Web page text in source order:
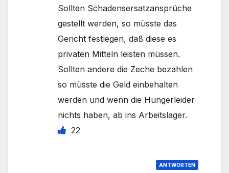
Sollten Schadensersatzansprüche
gestellt werden, so müsste das
Gericht festlegen, daß diese es
privaten Mitteln leisten müssen.
Sollten andere die Zeche bezahlen
so müsste die Geld einbehalten
werden und wenn die Hungerleider
nichts haben, ab ins Arbeitslager.
22
ANTWORTEN